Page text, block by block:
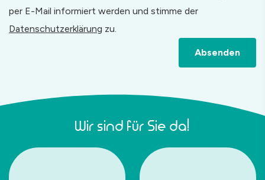
per E-Mail informiert werden und stimme der
Datenschutzerklärung zu.
Absenden
Wir sind für Sie da!